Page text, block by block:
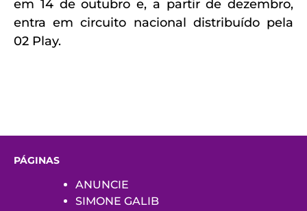
em 14 de outubro e, a partir de dezembro,
entra em circuito nacional distribuído pela
02 Play.
PÁGINAS
ANUNCIE
SIMONE GALIB